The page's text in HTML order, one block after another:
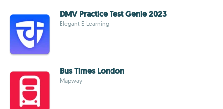
DMV Practice Test Genie 2023
Elegant E-Learning
Bus Times London
Mapway